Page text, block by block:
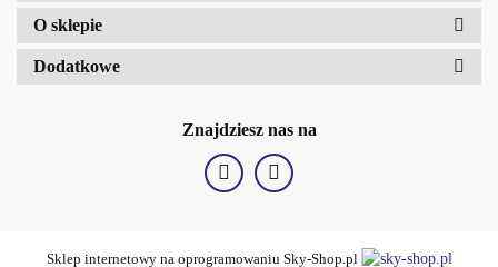
O sklepie
Dodatkowe
Znajdziesz nas na
Sklep internetowy na oprogramowaniu Sky-Shop.pl